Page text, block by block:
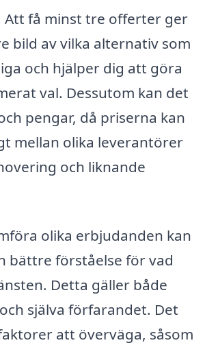
Att få minst tre offerter ger
bild av vilka alternativ som
och hjälper dig att göra
val. Dessutom kan det
pengar, då priserna kan
mellan olika leverantörer
och liknande
olika erbjudanden kan
bättre förståelse för vad
Detta gäller både
själva förfarandet. Det
att överväga, såsom